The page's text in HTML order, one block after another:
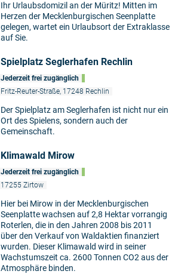
Ihr Urlaubsdomizil an der Müritz! Mitten im
Herzen der Mecklenburgischen Seenplatte
gelegen, wartet ein Urlaubsort der Extraklasse
auf Sie.
Spielplatz Seglerhafen Rechlin
Jederzeit frei zugänglich
Fritz-Reuter-Straße, 17248 Rechlin
Der Spielplatz am Seglerhafen ist nicht nur ein
Ort des Spielens, sondern auch der
Gemeinschaft.
Klimawald Mirow
Jederzeit frei zugänglich
17255 Zirtow
Hier bei Mirow in der Mecklenburgischen
Seenplatte wachsen auf 2,8 Hektar vorrangig
Roterlen, die in den Jahren 2008 bis 2011
über den Verkauf von Waldaktien finanziert
wurden. Dieser Klimawald wird in seiner
Wachstumszeit ca. 2600 Tonnen CO2 aus der
Atmosphäre binden.